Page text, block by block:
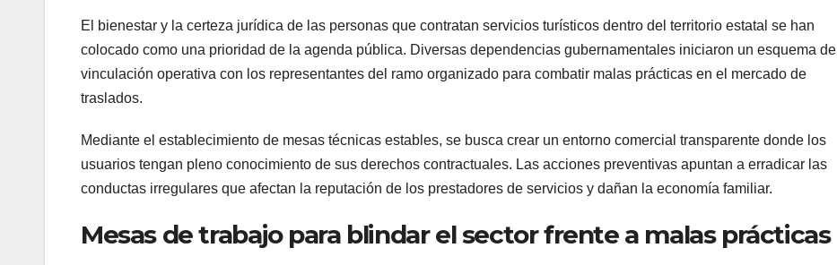
El bienestar y la certeza jurídica de las personas que contratan servicios turísticos dentro del territorio estatal se han
colocado como una prioridad de la agenda pública. Diversas dependencias gubernamentales iniciaron un esquema de
vinculación operativa con los representantes del ramo organizado para combatir malas prácticas en el mercado de
traslados.
Mediante el establecimiento de mesas técnicas estables, se busca crear un entorno comercial transparente donde los
usuarios tengan pleno conocimiento de sus derechos contractuales. Las acciones preventivas apuntan a erradicar las
conductas irregulares que afectan la reputación de los prestadores de servicios y dañan la economía familiar.
Mesas de trabajo para blindar el sector frente a malas prácticas